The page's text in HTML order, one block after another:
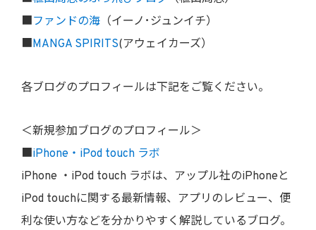
■ファンドの海 （イーノ･ジュンイチ）
■MANGA SPIRITS(アウェイカーズ）
各ブログのプロフィールは下記をご覧ください。
＜新規参加ブログのプロフィール＞
■iPhone・iPod touch ラボ
iPhone ・iPod touch ラボは、アップル社のiPhoneと
iPod touchに関する最新情報、アプリのレビュー、便
利な使い方などを分かりやすく解説しているブログ。